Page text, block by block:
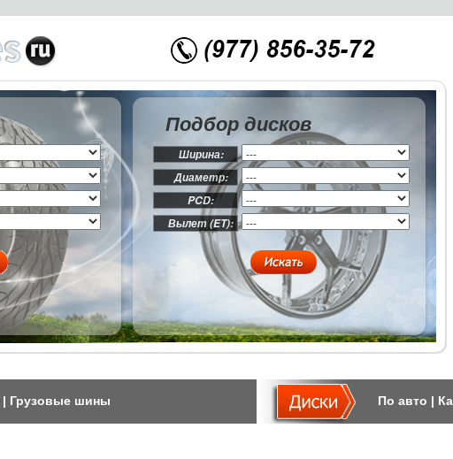
Подбор дисков
Ширина:
Диаметр:
PCD:
Вылет (ET):
| Грузовые шины По авто |